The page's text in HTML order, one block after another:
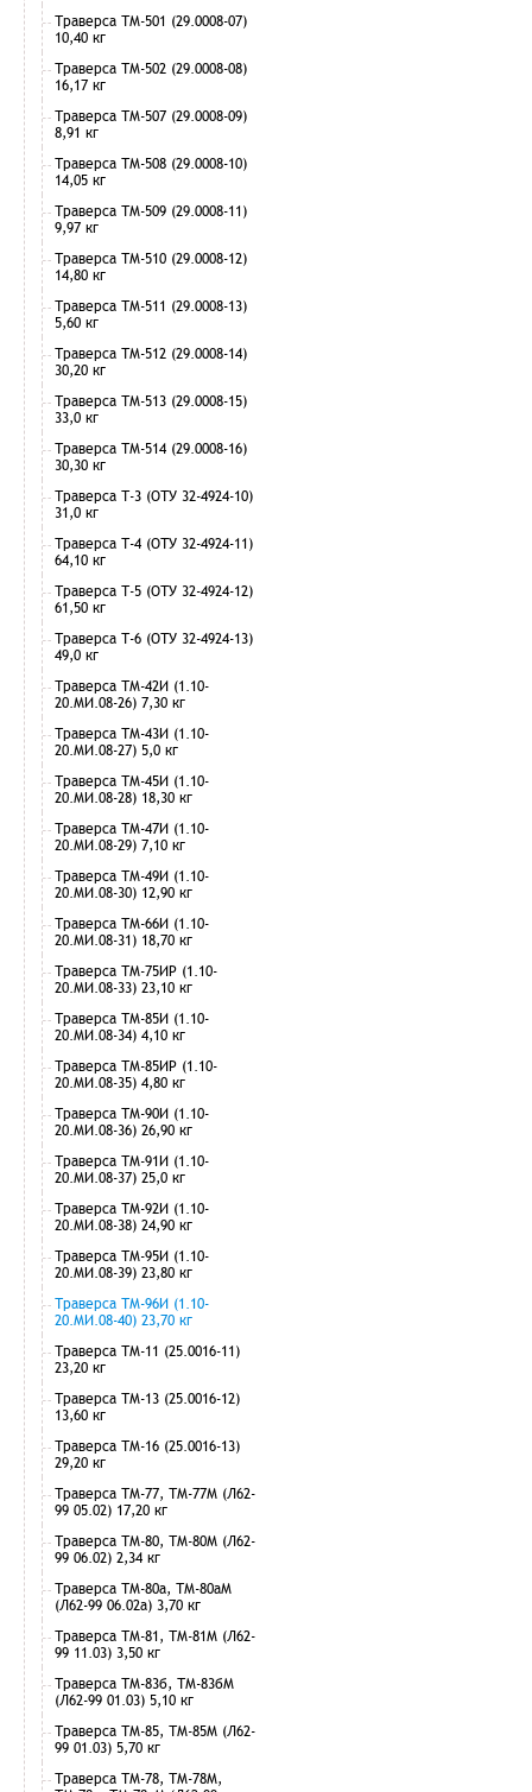
Траверса ТМ-501 (29.0008-07)
10,40 кг
Траверса ТМ-502 (29.0008-08)
16,17 кг
Траверса ТМ-507 (29.0008-09)
8,91 кг
Траверса ТМ-508 (29.0008-10)
14,05 кг
Траверса ТМ-509 (29.0008-11)
9,97 кг
Траверса ТМ-510 (29.0008-12)
14,80 кг
Траверса ТМ-511 (29.0008-13)
5,60 кг
Траверса ТМ-512 (29.0008-14)
30,20 кг
Траверса ТМ-513 (29.0008-15)
33,0 кг
Траверса ТМ-514 (29.0008-16)
30,30 кг
Траверса Т-3 (ОТУ 32-4924-10)
31,0 кг
Траверса Т-4 (ОТУ 32-4924-11)
64,10 кг
Траверса Т-5 (ОТУ 32-4924-12)
61,50 кг
Траверса Т-6 (ОТУ 32-4924-13)
49,0 кг
Траверса ТМ-42И (1.10-
20.МИ.08-26) 7,30 кг
Траверса ТМ-43И (1.10-
20.МИ.08-27) 5,0 кг
Траверса ТМ-45И (1.10-
20.МИ.08-28) 18,30 кг
Траверса ТМ-47И (1.10-
20.МИ.08-29) 7,10 кг
Траверса ТМ-49И (1.10-
20.МИ.08-30) 12,90 кг
Траверса ТМ-66И (1.10-
20.МИ.08-31) 18,70 кг
Траверса ТМ-75ИР (1.10-
20.МИ.08-33) 23,10 кг
Траверса ТМ-85И (1.10-
20.МИ.08-34) 4,10 кг
Траверса ТМ-85ИР (1.10-
20.МИ.08-35) 4,80 кг
Траверса ТМ-90И (1.10-
20.МИ.08-36) 26,90 кг
Траверса ТМ-91И (1.10-
20.МИ.08-37) 25,0 кг
Траверса ТМ-92И (1.10-
20.МИ.08-38) 24,90 кг
Траверса ТМ-95И (1.10-
20.МИ.08-39) 23,80 кг
Траверса ТМ-96И (1.10-
20.МИ.08-40) 23,70 кг
Траверса ТМ-11 (25.0016-11)
23,20 кг
Траверса ТМ-13 (25.0016-12)
13,60 кг
Траверса ТМ-16 (25.0016-13)
29,20 кг
Траверса ТМ-77, ТМ-77М (Л62-
99 05.02) 17,20 кг
Траверса ТМ-80, ТМ-80М (Л62-
99 06.02) 2,34 кг
Траверса ТМ-80а, ТМ-80аМ
(Л62-99 06.02а) 3,70 кг
Траверса ТМ-81, ТМ-81М (Л62-
99 11.03) 3,50 кг
Траверса ТМ-83б, ТМ-83бМ
(Л62-99 01.03) 5,10 кг
Траверса ТМ-85, ТМ-85М (Л62-
99 01.03) 5,70 кг
Траверса ТМ-78, ТМ-78М,